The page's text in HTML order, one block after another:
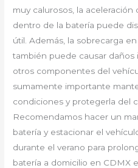
muy calurosos, la
dentro de la batería puede
útil. Además, la sobrecarga
también puede causar daños
otros componentes del
sumamente importante
condiciones y protegerla del
Recomendamos hacer un
batería y estacionar el
durante el verano para
batería a domicilio en CDMX